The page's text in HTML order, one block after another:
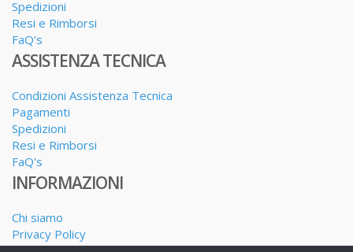
Spedizioni
Resi e Rimborsi
FaQ's
ASSISTENZA TECNICA
Condizioni Assistenza Tecnica
Pagamenti
Spedizioni
Resi e Rimborsi
FaQ's
INFORMAZIONI
Chi siamo
Privacy Policy